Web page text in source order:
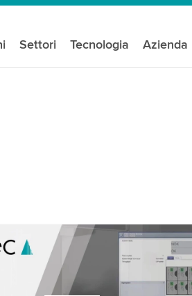
Settori Tecnologia Azienda
del tuo consenso per caricare il
di YouTube!
di terze parti per incorporare